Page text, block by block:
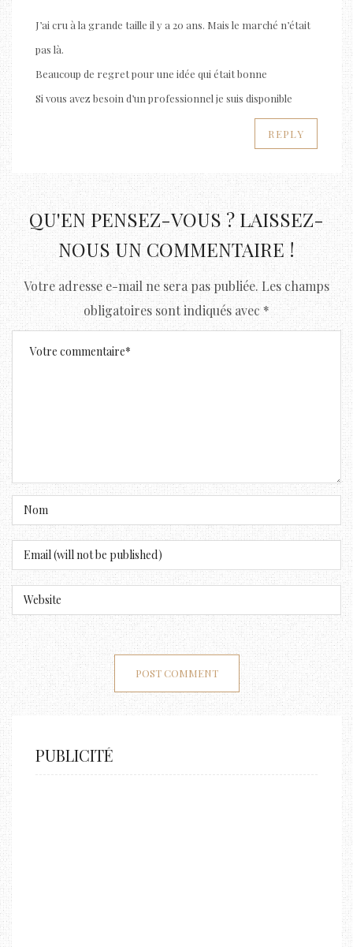
J’ai cru à la grande taille il y a 20 ans. Mais le marché n’était
pas là.
Beaucoup de regret pour une idée qui était bonne
Si vous avez besoin d’un professionnel je suis disponible
REPLY
QU'EN PENSEZ-VOUS ? LAISSEZ-
NOUS UN COMMENTAIRE !
Votre adresse e-mail ne sera pas publiée. Les champs
obligatoires sont indiqués avec*
PUBLICITÉ